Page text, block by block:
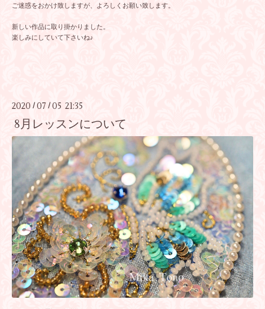
ご迷惑をおかけ致しますが、よろしくお願い致します。
新しい作品に取り掛かりました。
楽しみにしていて下さいね♪
2020 / 07 /05 21:35
8月レッスンについて